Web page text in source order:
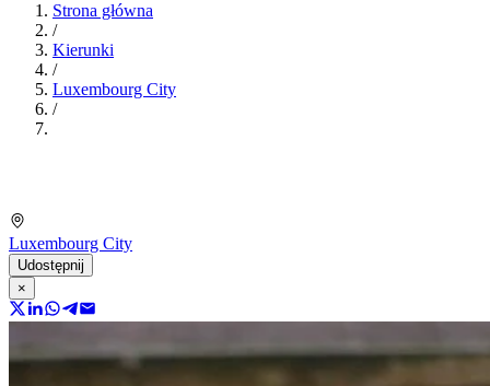
Strona główna
/
Kierunki
/
Luxembourg City
/
Luxembourg City
Udostępnij
×